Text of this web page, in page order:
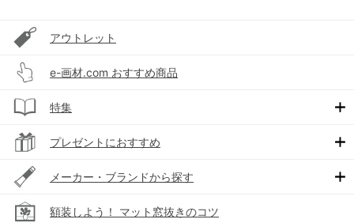
アウトレット
e-画材.com おすすめ商品
特集
プレゼントにおすすめ
メーカー・ブランドから探す
額装しよう！ マット窓抜きのコツ